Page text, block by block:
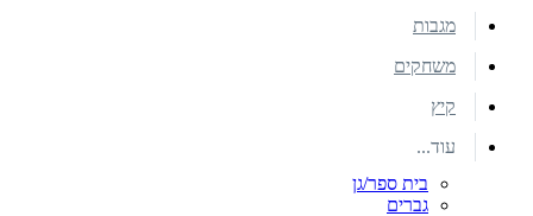
מגבות
משחקים
קיץ
עוד...
בית ספר/גן
גברים